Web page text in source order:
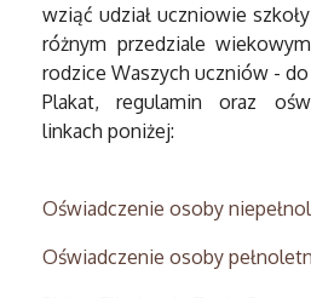
wziąć udział uczniowie
różnym przedziale
rodzice Waszych uczniów -
Plakat, regulamin oraz
linkach poniżej:
Oświadczenie osoby
Oświadczenie osoby